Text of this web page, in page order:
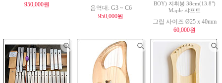
950,000원
음역대: G3 ~ C6
950,000원
BOY) 지휘봉 38cm(13.8")
Maple 샤프트
그립 사이즈 Ø25 x 40mm
60,000원